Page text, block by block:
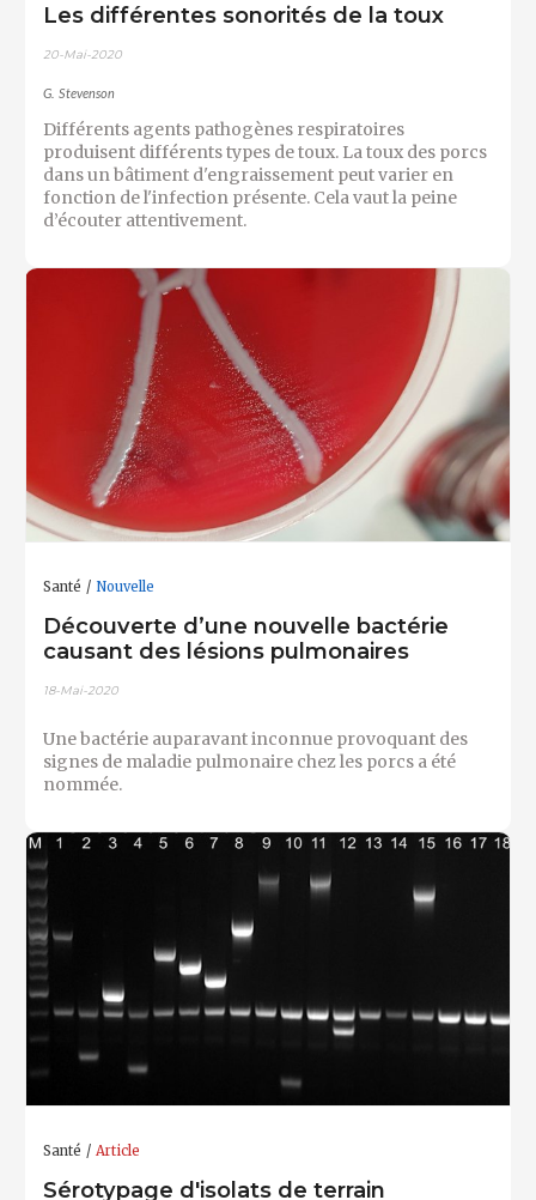
Les différentes sonorités de la toux
20-Mai-2020
G. Stevenson
Différents agents pathogènes respiratoires
produisent différents types de toux. La toux des porcs
dans un bâtiment d'engraissement peut varier en
fonction de l'infection présente. Cela vaut la peine
d’écouter attentivement.
Santé Nouvelle
Découverte d’une nouvelle bactérie
causant des lésions pulmonaires
18-Mai-2020
Une bactérie auparavant inconnue provoquant des
signes de maladie pulmonaire chez les porcs a été
nommée.
Santé Article
Sérotypage d'isolats de terrain